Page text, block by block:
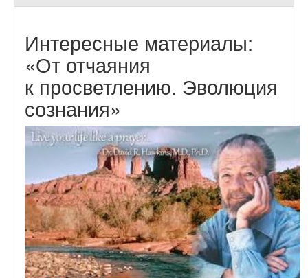
Интересные материалы:
«От отчаяния
к просветлению. Эволюция
сознания»